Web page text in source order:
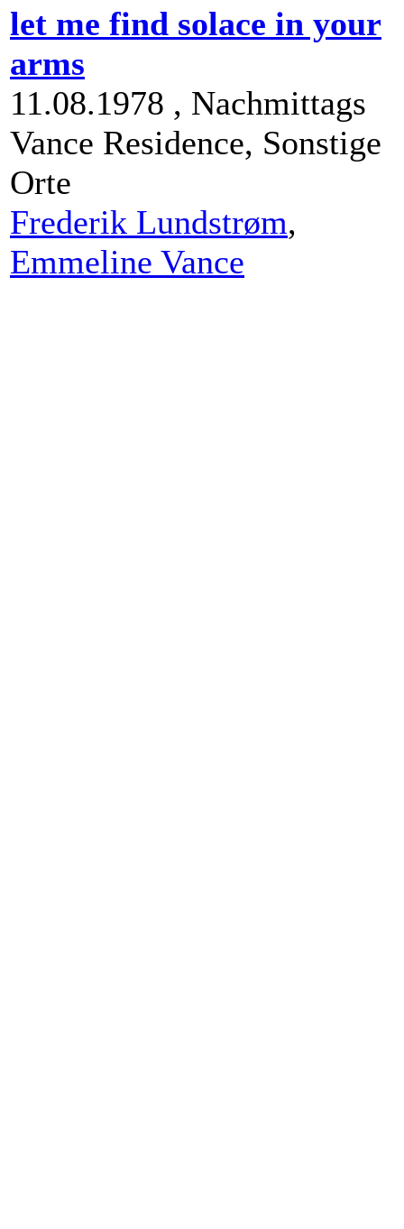
let me find solace in your
arms
11.08.1978 , Nachmittags
Vance Residence, Sonstige
Orte
Frederik Lundstrøm,
Emmeline Vance